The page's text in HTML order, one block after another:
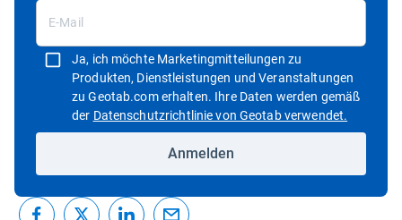
Ja, ich möchte Marketingmitteilungen zu
Produkten, Dienstleistungen und Veranstaltungen
zu Geotab.com erhalten. Ihre Daten werden gemäß
der Datenschutzrichtlinie von Geotab verwendet.
Anmelden